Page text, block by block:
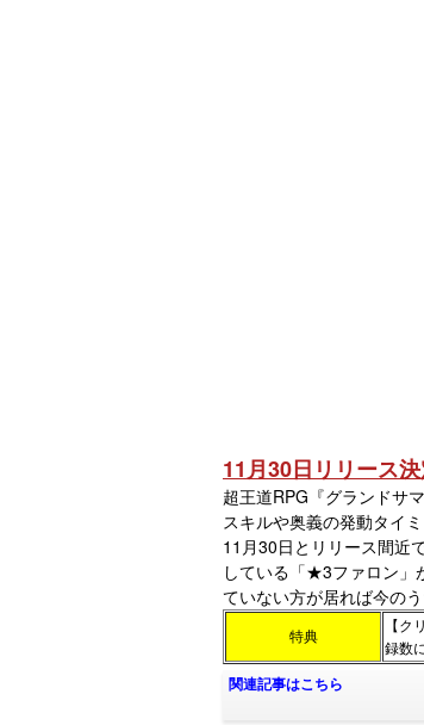
11月30日リリース決
超王道RPG『グランドサ
スキルや奥義の発動タイ
11月30日とリリース間近
している「★3ファロン」
ていない方が居れば今の
特典
【
録数
関連記事はこちら